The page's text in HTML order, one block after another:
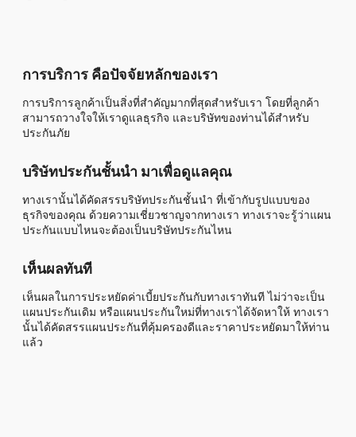
การบริการ คือปัจจัยหลักของเรา
การบริการลูกค้าเป็นสิ่งที่สำคัญมากที่สุดสำหรับเรา โดยที่ลูกค้า
สามารถวางใจให้เราดูแลธุรกิจ และบริษัทของท่านได้สำหรับ
ประกันภัย
บริษัทประกันชั้นนำ มาเพื่อดูแลคุณ
ทางเรานั้นได้คัดสรรบริษัทประกันชั้นนำ ที่เข้ากับรูปแบบของ
ธุรกิจของคุณ ด้วยความเชี่ยวชาญจากทางเรา ทางเราจะรู้ว่าแผน
ประกันแบบไหนจะต้องเป็นบริษัทประกันไหน
เห็นผลทันที
เห็นผลในการประหยัดค่าเบี้ยประกันกับทางเราทันที ไม่ว่าจะเป็น
แผนประกันเดิม หรือแผนประกันใหม่ที่ทางเราได้จัดหาให้ ทางเรา
นั้นได้คัดสรรแผนประกันที่คุ้มครองดีและราคาประหยัดมาให้ท่าน
แล้ว